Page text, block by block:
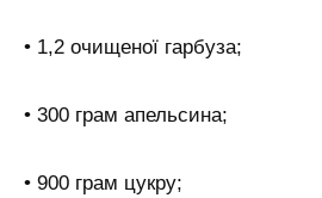
• 1,2 очищеної гарбуза;
• 300 грам апельсина;
• 900 грам цукру;